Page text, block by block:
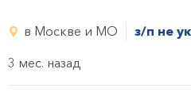
в Москве и МО
з/п не
3 мес. назад